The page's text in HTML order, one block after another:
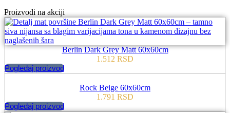
Proizvodi na akciji
Berlin Dark Grey Matt 60x60cm
1.512 RSD
Pogledaj proizvod
Rock Beige 60x60cm
1.791 RSD
Pogledaj proizvod